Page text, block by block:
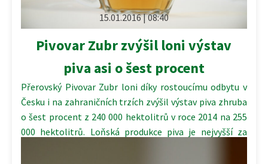
15.01.2016 | 08:40
Pivovar Zubr zvýšil loni výstav
piva asi o šest procent
Přerovský Pivovar Zubr loni díky rostoucímu odbytu v
Česku i na zahraničních trzích zvýšil výstav piva zhruba
o šest procent z 240 000 hektolitrů v roce 2014 na 255
000 hektolitrů. Loňská produkce piva je nejvyšší za